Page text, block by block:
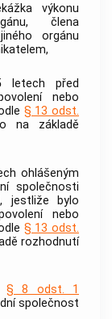
výkonu
člena
orgánu
letech před
nebo
§ 13 odst.
na základě
ohlášeným
společnosti
jestliže bylo
nebo
§ 13 odst.
rozhodnutí
§ 8 odst. 1
společnost